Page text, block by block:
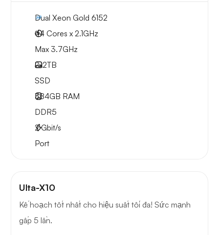
Dual Xeon Gold 6152
44 Cores x 2.1GHz
Max 3.7GHz
2x2TB
SSD
384GB RAM
DDR5
2Gbit/s
Port
Ulta-X10
Kế hoạch tốt nhất cho hiệu suất tối đa! Sức mạnh
gấp 5 lần.